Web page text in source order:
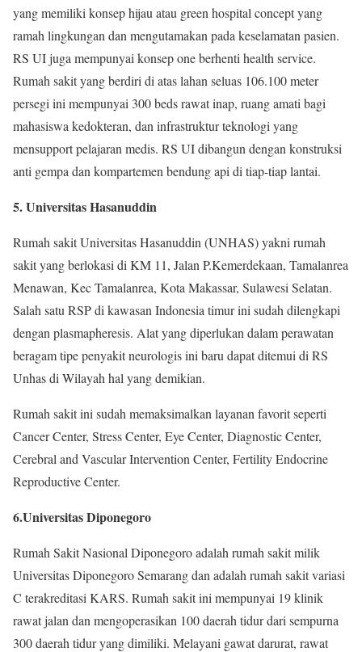
yang memiliki konsep hijau atau green hospital concept yang
ramah lingkungan dan mengutamakan pada keselamatan pasien.
RS UI juga mempunyai konsep one berhenti health service.
Rumah sakit yang berdiri di atas lahan seluas 106.100 meter
persegi ini mempunyai 300 beds rawat inap, ruang amati bagi
mahasiswa kedokteran, dan infrastruktur teknologi yang
mensupport pelajaran medis. RS UI dibangun dengan konstruksi
anti gempa dan kompartemen bendung api di tiap-tiap lantai.
5. Universitas Hasanuddin
Rumah sakit Universitas Hasanuddin (UNHAS) yakni rumah
sakit yang berlokasi di KM 11, Jalan P.Kemerdekaan, Tamalanrea
Menawan, Kec Tamalanrea, Kota Makassar, Sulawesi Selatan.
Salah satu RSP di kawasan Indonesia timur ini sudah dilengkapi
dengan plasmapheresis. Alat yang diperlukan dalam perawatan
beragam tipe penyakit neurologis ini baru dapat ditemui di RS
Unhas di Wilayah hal yang demikian.
Rumah sakit ini sudah memaksimalkan layanan favorit seperti
Cancer Center, Stress Center, Eye Center, Diagnostic Center,
Cerebral and Vascular Intervention Center, Fertility Endocrine
Reproductive Center.
6.Universitas Diponegoro
Rumah Sakit Nasional Diponegoro adalah rumah sakit milik
Universitas Diponegoro Semarang dan adalah rumah sakit variasi
C terakreditasi KARS. Rumah sakit ini mempunyai 19 klinik
rawat jalan dan mengoperasikan 100 daerah tidur dari sempurna
300 daerah tidur yang dimiliki. Melayani gawat darurat, rawat